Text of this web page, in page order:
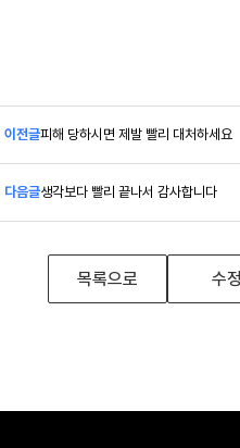
이전글피해 당하시면 제발 빨리 대처하세요
다음글생각보다 빨리 끝나서 감사합니다
목록으로 수정